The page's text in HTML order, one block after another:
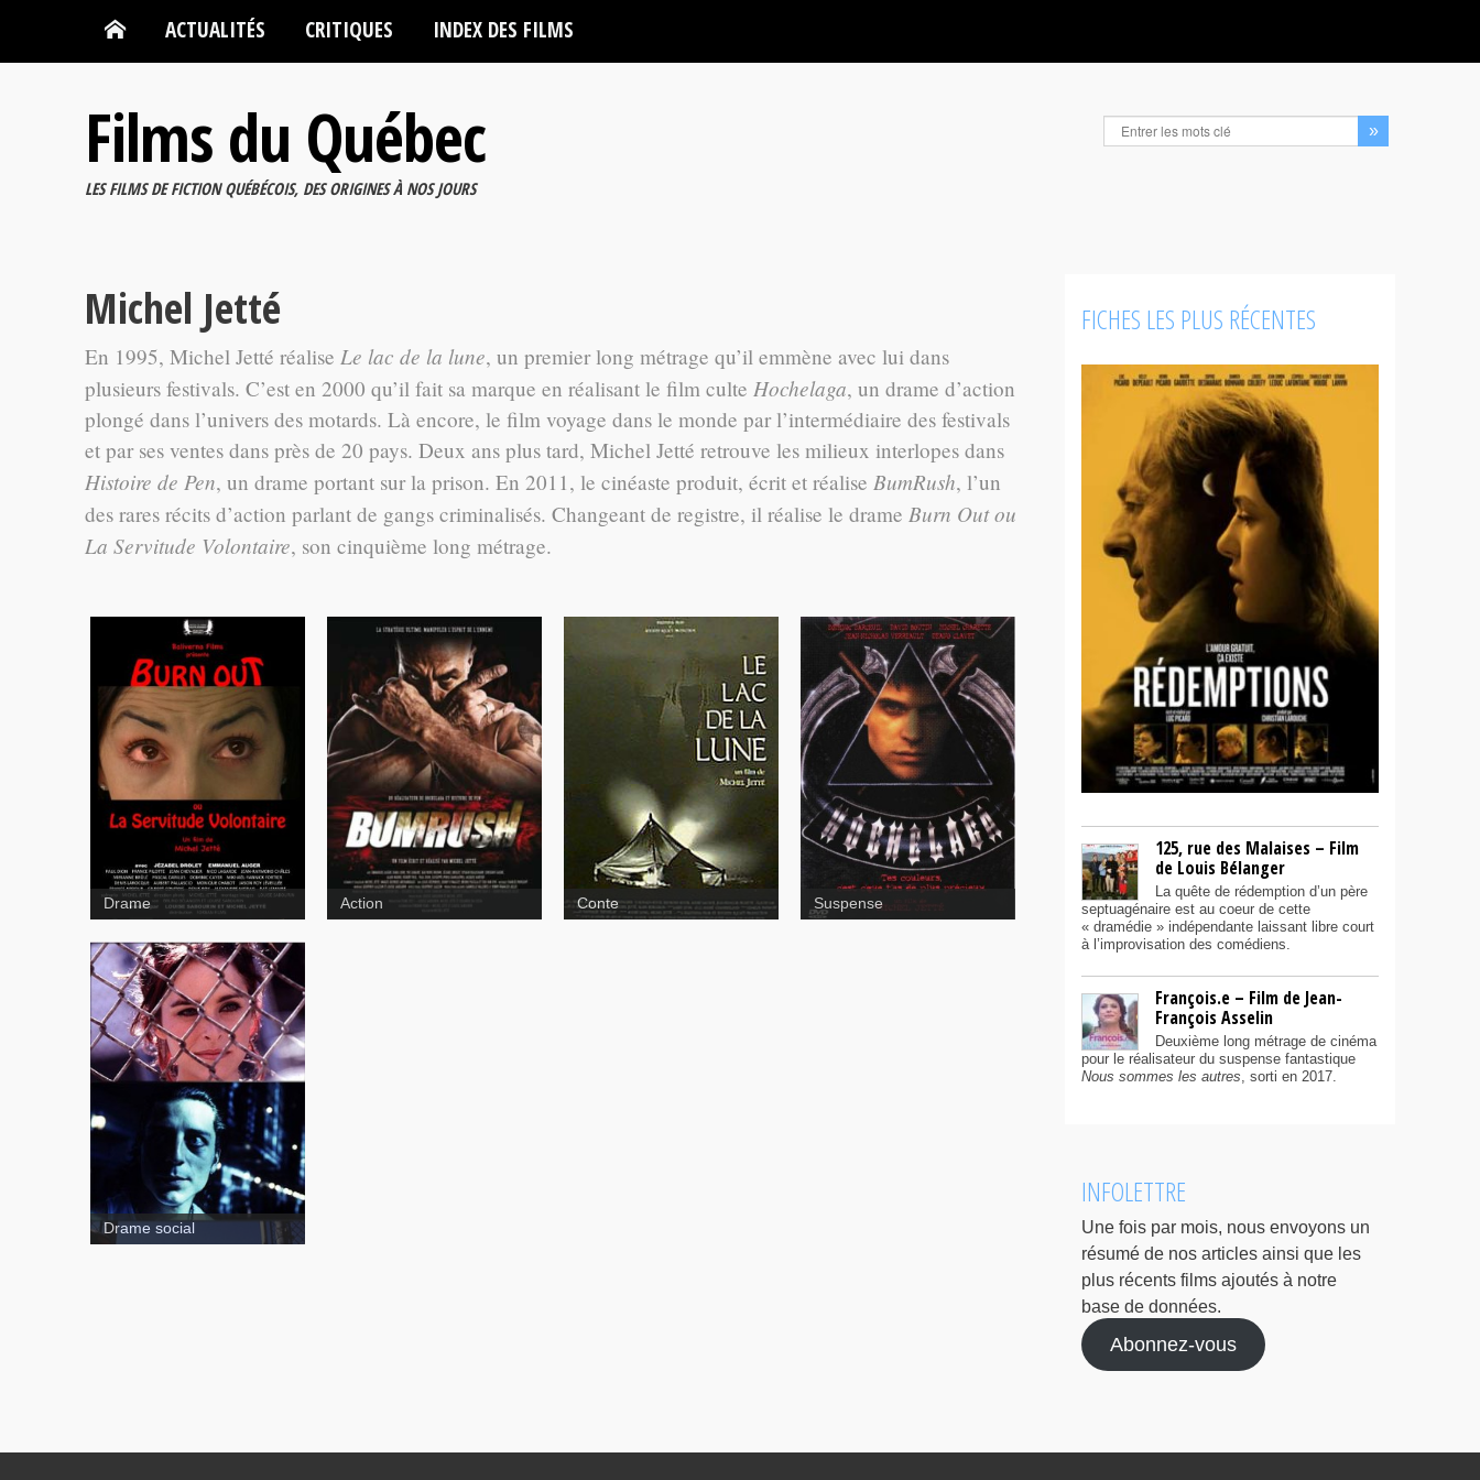
ACTUALITÉS CRITIQUES INDEX DES FILMS
Films du Québec
LES FILMS DE FICTION QUÉBÉCOIS, DES ORIGINES À NOS JOURS
Michel Jetté
En 1995, Michel Jetté réalise Le lac de la lune, un premier long métrage qu’il emmène avec lui dans
plusieurs festivals. C’est en 2000 qu’il fait sa marque en réalisant le film culte Hochelaga, un drame d’action
plongé dans l’univers des motards. Là encore, le film voyage dans le monde par l’intermédiaire des festivals
et par ses ventes dans près de 20 pays. Deux ans plus tard, Michel Jetté retrouve les milieux interlopes dans
Histoire de Pen, un drame portant sur la prison. En 2011, le cinéaste produit, écrit et réalise BumRush, l’un
des rares récits d’action parlant de gangs criminalisés. Changeant de registre, il réalise le drame Burn Out ou
La Servitude Volontaire, son cinquième long métrage.
Drame Action
Le lac
de la lune
Conte
Hochelaga
Suspense
Histoire de pen
Drame social
FICHES LES PLUS RÉCENTES
125, rue des Malaises – Film
de Louis Bélanger
La quête de rédemption d’un père
septuagénaire est au coeur de cette
« dramédie » indépendante laissant libre court
à l’improvisation des comédiens.
François.e – Film de Jean-
François Asselin
Deuxième long métrage de cinéma
pour le réalisateur du suspense fantastique
Nous sommes les autres, sorti en 2017.
INFOLETTRE
Une fois par mois, nous envoyons un
résumé de nos articles ainsi que les
plus récents films ajoutés à notre
base de données.
Abonnez-vous